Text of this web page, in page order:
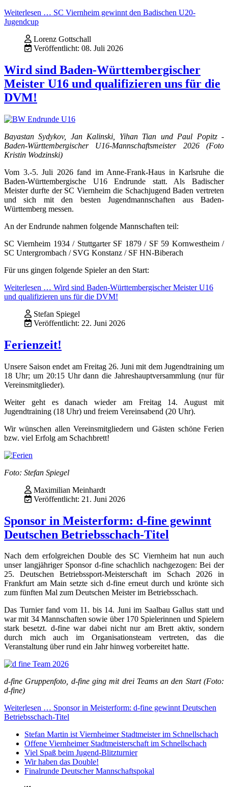
Weiterlesen … SC Viernheim gewinnt den Badischen U20-
Jugendcup
Lorenz Gottschall
Veröffentlicht: 08. Juli 2026
Wird sind Baden-Württembergischer
Meister U16 und qualifizieren uns für die
DVM!
Bayastan Sydykov, Jan Kalinski, Yihan Tian und Paul Popitz -
Baden-Württembergischer U16-Mannschaftsmeister 2026 (Foto
Kristin Wodzinski)
Vom 3.-5. Juli 2026 fand im Anne-Frank-Haus in Karlsruhe die
Baden-Württembergische U16 Endrunde statt. Als Badischer
Meister durfte der SC Viernheim die Schachjugend Baden vertreten
und sich mit den besten Jugendmannschaften aus Baden-
Württemberg messen.
An der Endrunde nahmen folgende Mannschaften teil:
SC Viernheim 1934 / Stuttgarter SF 1879 / SF 59 Kornwestheim /
SC Untergrombach / SVG Konstanz / SF HN-Biberach
Für uns gingen folgende Spieler an den Start:
Weiterlesen … Wird sind Baden-Württembergischer Meister U16
und qualifizieren uns für die DVM!
Stefan Spiegel
Veröffentlicht: 22. Juni 2026
Ferienzeit!
Unsere Saison endet am Freitag 26. Juni mit dem Jugendtraining um
18 Uhr; um 20:15 Uhr dann die Jahreshauptversammlung (nur für
Vereinsmitglieder).
Weiter geht es danach wieder am Freitag 14. August mit
Jugendtraining (18 Uhr) und freiem Vereinsabend (20 Uhr).
Wir wünschen allen Vereinsmitgliedern und Gästen schöne Ferien
bzw. viel Erfolg am Schachbrett!
Foto: Stefan Spiegel
Maximilian Meinhardt
Veröffentlicht: 21. Juni 2026
Sponsor in Meisterform: d-fine gewinnt
Deutschen Betriebsschach-Titel
Nach dem erfolgreichen Double des SC Viernheim hat nun auch
unser langjähriger Sponsor d-fine schachlich nachgezogen: Bei der
25. Deutschen Betriebssport-Meisterschaft im Schach 2026 in
Frankfurt am Main setzte sich d-fine erneut durch und krönte sich
zum fünften Mal zum Deutschen Meister im Betriebsschach.
Das Turnier fand vom 11. bis 14. Juni im Saalbau Gallus statt und
war mit 34 Mannschaften sowie über 170 Spielerinnen und Spielern
stark besetzt. d-fine war dabei nicht nur am Brett aktiv, sondern
durch mich auch im Organisationsteam vertreten, das die
Veranstaltung über rund ein Jahr hinweg vorbereitet hatte.
d-fine Gruppenfoto, d-fine ging mit drei Teams an den Start (Foto:
d-fine)
Weiterlesen … Sponsor in Meisterform: d-fine gewinnt Deutschen
Betriebsschach-Titel
Stefan Martin ist Viernheimer Stadtmeister im Schnellschach
Offene Viernheimer Stadtmeisterschaft im Schnellschach
Viel Spaß beim Jugend-Blitzturnier
Wir haben das Double!
Finalrunde Deutscher Mannschaftspokal